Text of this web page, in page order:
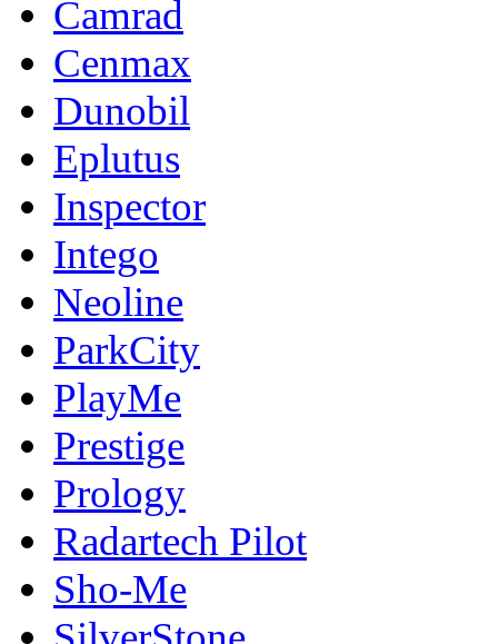
Camrad
Cenmax
Dunobil
Eplutus
Inspector
Intego
Neoline
ParkCity
PlayMe
Prestige
Prology
Radartech Pilot
Sho-Me